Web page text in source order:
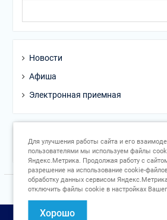
Новости
Афиша
Электронная приемная
Для улучшения работы сайта и его
пользователями мы используем файлы
Яндекс.Метрика. Продолжая работу с
разрешение на использование cookie-
обработку данных сервисом
отключить файлы cookie в настройках
Хорошо